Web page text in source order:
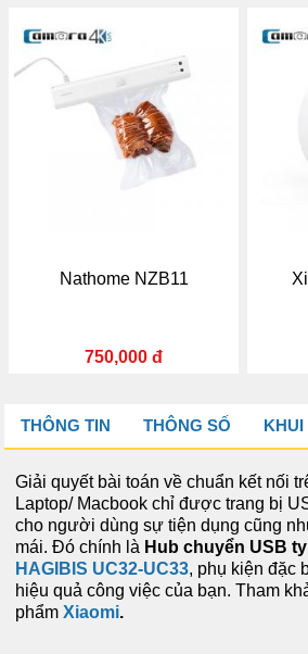
NZB11 Xiaomi Honeywell
THÔNG TIN THÔNG SỐ KHUI
Giải quyết bài toán về chuẩn kết nối
Laptop/ Macbook chỉ được trang bị
cho người dùng sự tiện dụng cũng
mái. Đó chính là Hub chuyển USB
HAGIBIS UC32-UC33, phụ kiện đặc
hiệu quả công việc của bạn. Tham
phẩmXiaomi.